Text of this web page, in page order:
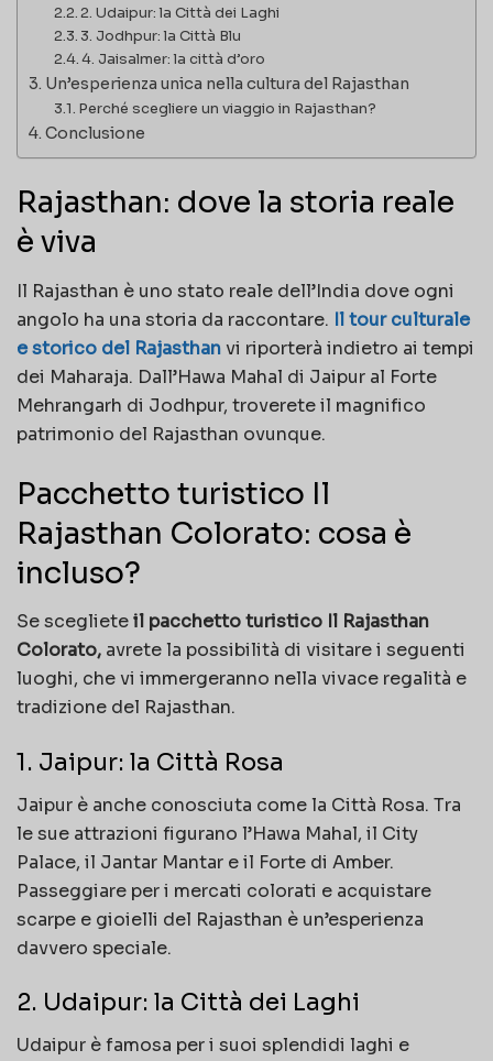
2. Udaipur: la Città dei Laghi
3. Jodhpur: la Città Blu
4. Jaisalmer: la città d’oro
Un’esperienza unica nella cultura del Rajasthan
Perché scegliere un viaggio in Rajasthan?
Conclusione
Rajasthan: dove la storia reale
è viva
Il Rajasthan è uno stato reale dell’India dove ogni
angolo ha una storia da raccontare. Il tour culturale
e storico del Rajasthan vi riporterà indietro ai tempi
dei Maharaja. Dall’Hawa Mahal di Jaipur al Forte
Mehrangarh di Jodhpur, troverete il magnifico
patrimonio del Rajasthan ovunque.
Pacchetto turistico Il
Rajasthan Colorato: cosa è
incluso?
Se sceglieteil pacchetto turistico Il Rajasthan
Colorato, avrete la possibilità di visitare i seguenti
luoghi, che vi immergeranno nella vivace regalità e
tradizione del Rajasthan.
1. Jaipur: la Città Rosa
Jaipur è anche conosciuta come la Città Rosa. Tra
le sue attrazioni figurano l’Hawa Mahal, il City
Palace, il Jantar Mantar e il Forte di Amber.
Passeggiare per i mercati colorati e acquistare
scarpe e gioielli del Rajasthan è un’esperienza
davvero speciale.
2. Udaipur: la Città dei Laghi
Udaipur è famosa per i suoi splendidi laghi e